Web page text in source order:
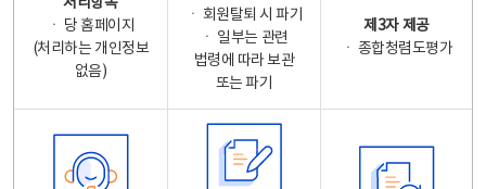
ㆍ 당 홈페이지
(처리하는 개인정보
없음)
ㆍ 회원탈퇴 시 파기
ㆍ 일부는 관련
법령에 따라 보관
또는 파기
제3자 제공
ㆍ 종합청렴도평가